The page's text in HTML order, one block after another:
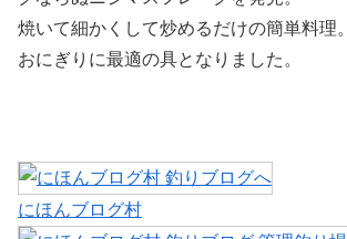
焼いて細かくして炒めるだけの簡単料理。
おにぎりに最適の具となりました。
にほんブログ村